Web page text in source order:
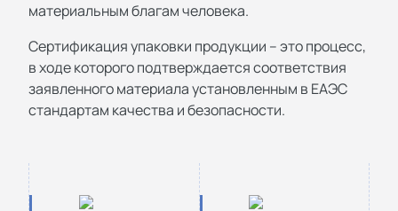
материальным благам человека.
Сертификация упаковки продукции – это процесс,
в ходе которого подтверждается соответствия
заявленного материала установленным в ЕАЭС
стандартам качества и безопасности.